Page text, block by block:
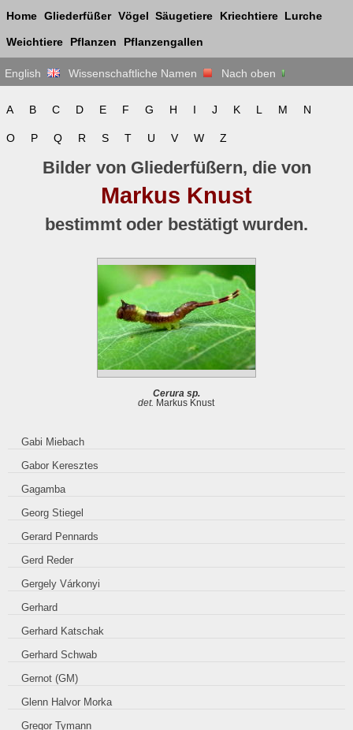
Home Gliederfüßer Vögel Säugetiere Kriechtiere Lurche
Weichtiere Pflanzen Pflanzengallen
English Wissenschaftliche Namen Nach oben
A B C D E F G H I J K L M N
O P Q R S T U V W Z
Bilder von Gliederfüßern, die von
Markus Knust
bestimmt oder bestätigt wurden.
Cerura sp.
det. Markus Knust
Gabi Miebach
Gabor Keresztes
Gagamba
Georg Stiegel
Gerard Pennards
Gerd Reder
Gergely Várkonyi
Gerhard
Gerhard Katschak
Gerhard Schwab
Gernot (GM)
Glenn Halvor Morka
Gregor Tymann